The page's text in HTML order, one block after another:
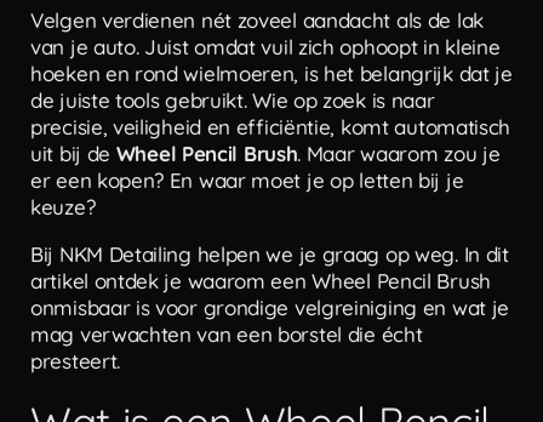
Velgen verdienen nét zoveel aandacht als de lak
van je auto. Juist omdat vuil zich ophoopt in kleine
hoeken en rond wielmoeren, is het belangrijk dat je
de juiste tools gebruikt. Wie op zoek is naar
precisie, veiligheid en efficiëntie, komt automatisch
uit bij de Wheel Pencil Brush. Maar waarom zou je
er een kopen? En waar moet je op letten bij je
keuze?
Bij NKM Detailing helpen we je graag op weg. In dit
artikel ontdek je waarom een Wheel Pencil Brush
onmisbaar is voor grondige velgreiniging en wat je
mag verwachten van een borstel die écht
presteert.